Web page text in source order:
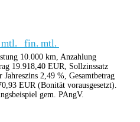
fin. mtl.
10.000 km, Anzahlung
19.918,40 EUR, Sollzinssatz
2,49 %, Gesamtbetrag
EUR (Bonität vorausgesetzt).
gem. PAngV.